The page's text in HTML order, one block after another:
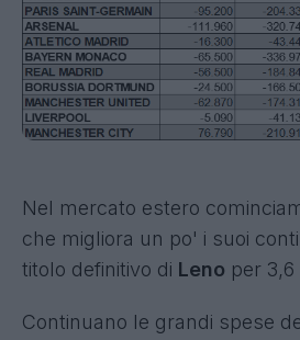
Nel mercato estero
che migliora un po' i suoi
titolo definitivo di Leno per 3,6
Continuano le grandi spese